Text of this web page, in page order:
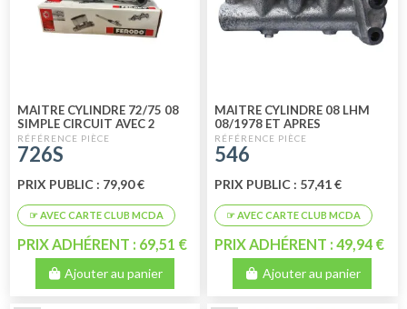
MAITRE CYLINDRE 72/75 08
SIMPLE CIRCUIT AVEC 2
SORITES 8 MM LOOCKHEED
FERODO
726S
PRIX PUBLIC : 79,90 €
PRIX ADHÉRENT : 69,51 €
Ajouter au panier
MAITRE CYLINDRE 08 LHM
08/1978 ET APRES
546
PRIX PUBLIC : 57,41 €
PRIX ADHÉRENT : 49,94 €
Ajouter au panier